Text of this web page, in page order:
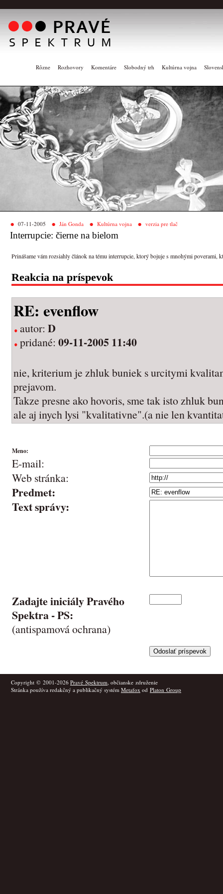
Rôzne Rozhovory Komentáre Slobodný trh Kultúrna vojna
07-11-2005 Ján Gonda Kultúrna vojna verzia pre tlač
Interrupcie: čierne na bielom
Prinášame vám rozsiahly článok na tému interrupcie, ktorý bojuje s mnohými poverami,
Reakcia na príspevok
RE: evenflow
autor: D
pridané: 09-11-2005 11:40
nie, kriterium je zhluk buniek s urcitymi
prejavom.
Takze presne ako hovoris, sme tak isto zhluk
ale aj inych lysi "kvalitativne".(a nie len
Meno:
E-mail:
Web stránka:
Predmet:
Text správy:
Zadajte iniciály Pravého
Spektra -PS:
(antispamová ochrana)
Copyright © 2001-2026 Pravé Spektrum, občianske združenie
Stránka používa redakčný a publikačný systém Metafox od Platon Group